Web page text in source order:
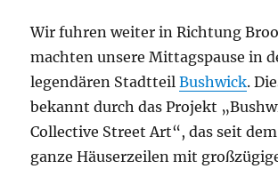
Wir fuhren weiter in Richtung
machten unsere Mittagspause in
legendären StadtteilBushwick.
bekannt durch das Projekt
Collective Street Art“, das seit dem
ganze Häuserzeilen mit